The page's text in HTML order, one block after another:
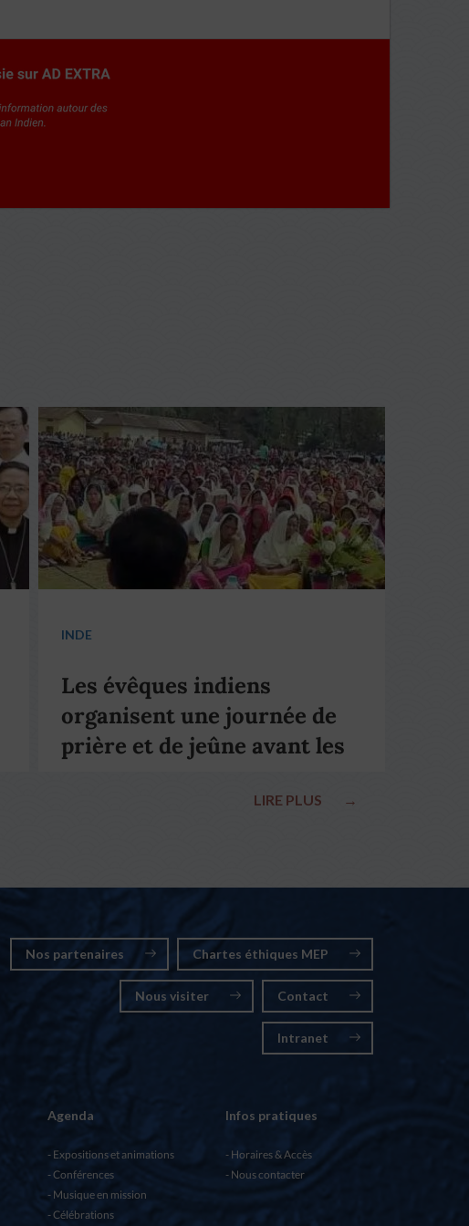
INDE
Les évêques indiens
organisent une journée de
prière et de jeûne avant les
LIRE PLUS →
Nos partenaires Chartes éthiques MEP
Nous visiter Contact
Intranet
Agenda
Expositions et animations
Conférences
Musique en mission
Célébrations
Infos pratiques
Horaires & Accès
Nous contacter